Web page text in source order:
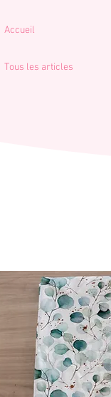
Accueil
Tous les articles